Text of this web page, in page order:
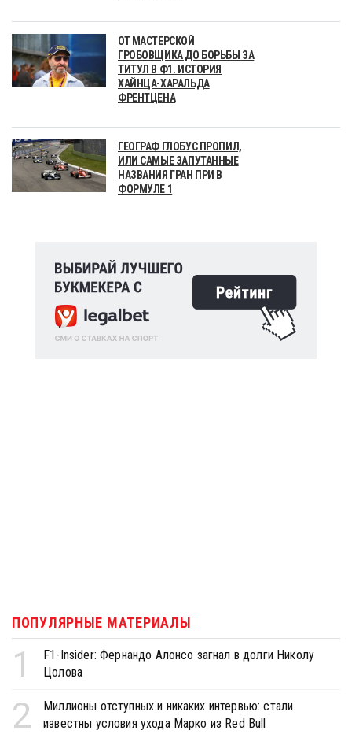
ОТ МАСТЕРСКОЙ
ГРОБОВЩИКА ДО БОРЬБЫ ЗА
ТИТУЛ В Ф1. ИСТОРИЯ
ХАЙНЦА-ХАРАЛЬДА
ФРЕНТЦЕНА
ГЕОГРАФ ГЛОБУС ПРОПИЛ,
ИЛИ САМЫЕ ЗАПУТАННЫЕ
НАЗВАНИЯ ГРАН ПРИ В
ФОРМУЛЕ 1
ПОПУЛЯРНЫЕ МАТЕРИАЛЫ
1
F1-Insider: Фернандо Алонсо загнал в долги Николу
Цолова
2
Миллионы отступных и никаких интервью: стали
известны условия ухода Марко из Red Bull